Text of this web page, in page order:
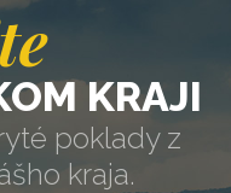
KRAJI
poklady z
kraja.